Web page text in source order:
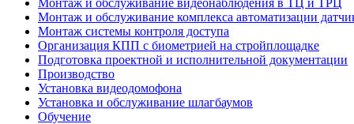
Монтаж и обслуживание видеонаблюдения в ТЦ и ТРЦ
Монтаж и обслуживание комплекса автоматизации
Монтаж системы контроля доступа
Организация КПП с биометрией на стройплощадке
Подготовка проектной и исполнительной документации
Производство
Установка видеодомофона
Установка и обслуживание шлагбаумов
Обучение